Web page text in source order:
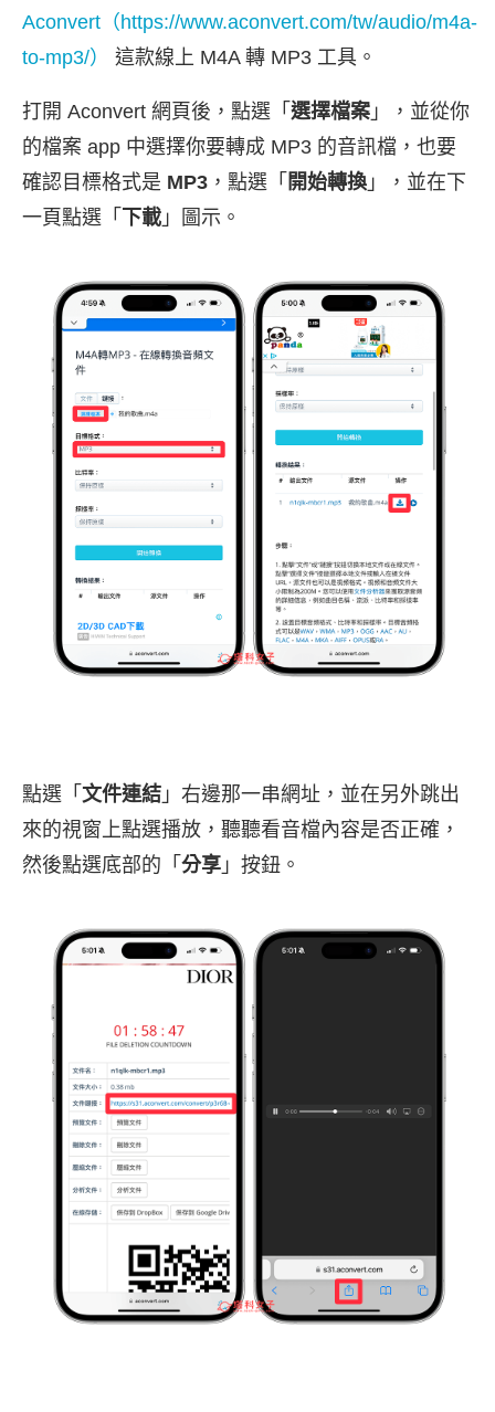
Aconvert（https://www.aconvert.com/tw/audio/m4a-
to-mp3/）
這款線上 M4A 轉 MP3 工具。
打開 Aconvert 網頁後，點選「 選擇檔案 」，並從你
的檔案 app 中選擇你要轉成 MP3 的音訊檔，也要
確認目標格式是 MP3 ，點選「 開始轉換 」，並在下
一頁點選「
下載 」圖示。
點選「 文件連結 」右邊那一串網址，並在另外跳出
來的視窗上點選播放，聽聽看音檔內容是否正確，
然後點選底部的「 分享 」按鈕。